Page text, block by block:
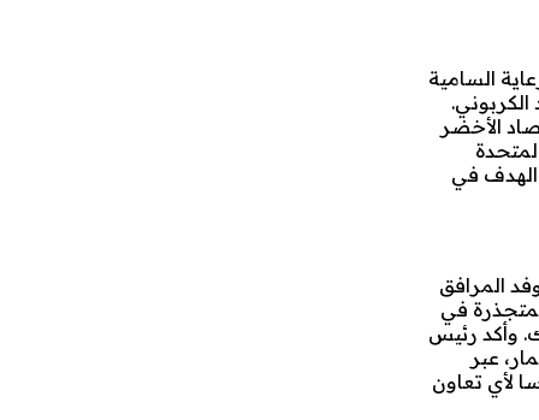
السامية
الأخضر
الهدف في
المرافق
في
وأكد رئيس
عبر
لأي تعاون